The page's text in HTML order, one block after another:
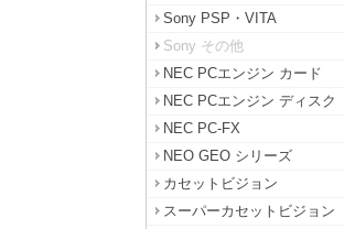
Sony PSP・VITA
Sony その他
NEC PCエンジン カード
NEC PCエンジン ディスク
NEC PC-FX
NEO GEO シリーズ
カセットビジョン
スーパーカセットビジョン